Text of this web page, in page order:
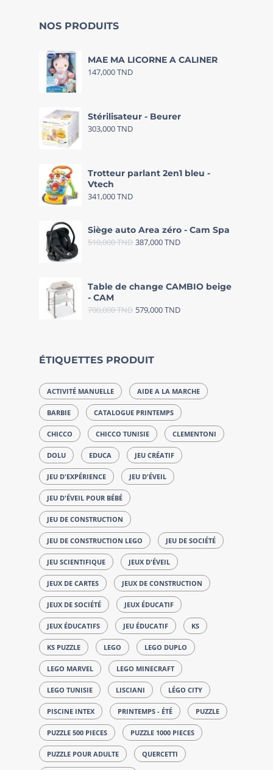
NOS PRODUITS
MAE MA LICORNE A CALINER
147,000TND
Stérilisateur - Beurer
303,000TND
Trotteur parlant 2en1 bleu -
Vtech
341,000TND
Siège auto Area zéro - Cam Spa
510,000TND 387,000TND
Table de change CAMBIO beige
- CAM
700,000TND 579,000TND
ÉTIQUETTES PRODUIT
ACTIVITÉ MANUELLE AIDE A LA MARCHE
BARBIE CATALOGUE PRINTEMPS
CHICCO CHICCO TUNISIE CLEMENTONI
DOLU EDUCA JEU CRÉATIF
JEU D'EXPÉRIENCE JEU D'ÉVEIL
JEU D'ÉVEIL POUR BÉBÉ
JEU DE CONSTRUCTION
JEU DE CONSTRUCTION LEGO JEU DE SOCIÉTÉ
JEU SCIENTIFIQUE JEUX D'ÉVEIL
JEUX DE CARTES JEUX DE CONSTRUCTION
JEUX DE SOCIÉTÉ JEUX ÉDUCATIF
JEUX ÉDUCATIFS JEU ÉDUCATIF KS
KS PUZZLE LEGO LEGO DUPLO
LEGO MARVEL LEGO MINECRAFT
LEGO TUNISIE LISCIANI LÉGO CITY
PISCINE INTEX PRINTEMPS - ÉTÉ PUZZLE
PUZZLE 500 PIECES PUZZLE 1000 PIECES
PUZZLE POUR ADULTE QUERCETTI